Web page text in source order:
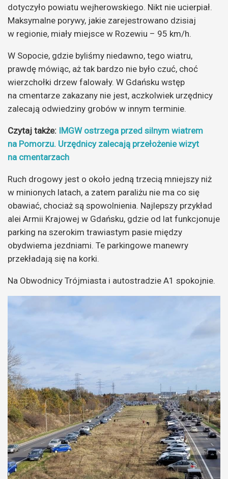
dotyczyło powiatu wejherowskiego. Nikt nie ucierpiał.
Maksymalne porywy, jakie zarejestrowano dzisiaj
w regionie, miały miejsce w Rozewiu – 95 km/h.
W Sopocie, gdzie byliśmy niedawno, tego wiatru,
prawdę mówiąc, aż tak bardzo nie było czuć, choć
wierzchołki drzew falowały. W Gdańsku wstęp
na cmentarze zakazany nie jest, aczkolwiek urzędnicy
zalecają odwiedziny grobów w innym terminie.
Czytaj także: IMGW ostrzega przed silnym wiatrem
na Pomorzu. Urzędnicy zalecają przełożenie wizyt
na cmentarzach
Ruch drogowy jest o około jedną trzecią mniejszy niż
w minionych latach, a zatem paraliżu nie ma co się
obawiać, chociaż są spowolnienia. Najlepszy przykład
alei Armii Krajowej w Gdańsku, gdzie od lat funkcjonuje
parking na szerokim trawiastym pasie między
obydwiema jezdniami. Te parkingowe manewry
przekładają się na korki.
Na Obwodnicy Trójmiasta i autostradzie A1 spokojnie.